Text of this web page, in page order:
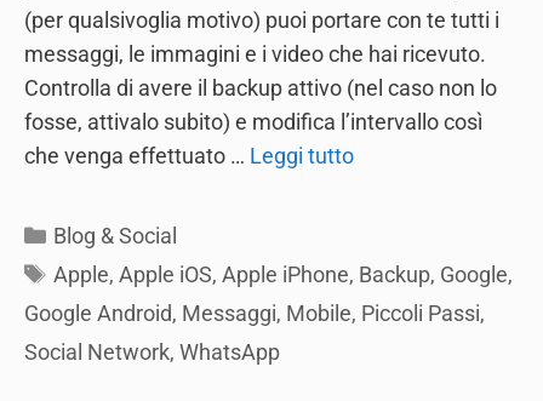
(per qualsivoglia motivo) puoi portare con te tutti i
messaggi, le immagini e i video che hai ricevuto.
Controlla di avere il backup attivo (nel caso non lo
fosse, attivalo subito) e modifica l’intervallo così
che venga effettuato … Leggi tutto
Categories
Blog & Social
Tags
Apple, Apple iOS, Apple iPhone, Backup, Google,
Google Android, Messaggi, Mobile, Piccoli Passi,
Social Network, WhatsApp